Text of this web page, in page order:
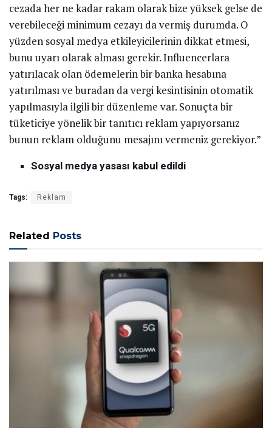
cezada her ne kadar rakam olarak bize yüksek gelse de
verebileceği minimum cezayı da vermiş durumda. O
yüzden sosyal medya etkileyicilerinin dikkat etmesi,
bunu uyarı olarak alması gerekir. Influencerlara
yatırılacak olan ödemelerin bir banka hesabına
yatırılması ve buradan da vergi kesintisinin otomatik
yapılmasıyla ilgili bir düzenleme var. Sonuçta bir
tüketiciye yönelik bir tanıtıcı reklam yapıyorsanız
bunun reklam olduğunu mesajını vermeniz gerekiyor.”
Sosyal medya yasası kabul edildi
Tags: Reklam
Related Posts